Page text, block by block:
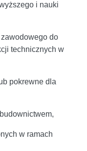
i nauki
do
technicznych w
pokrewne dla
w ramach